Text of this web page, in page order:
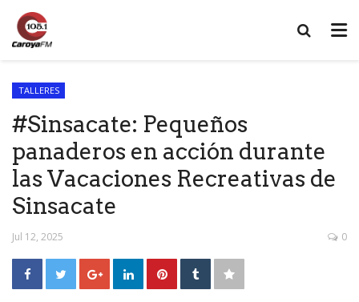
TALLERES
#Sinsacate: Pequeños
panaderos en acción durante
las Vacaciones Recreativas de
Sinsacate
Jul 12, 2025 0